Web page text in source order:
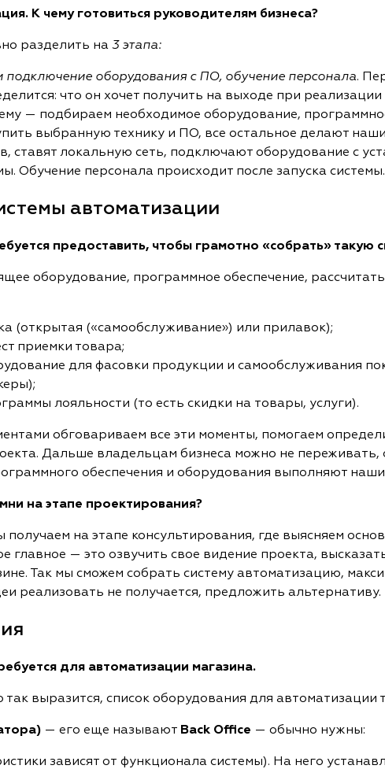
К чему готовиться руководителям бизнеса?
разделить на 3 этапа:
подключение оборудования с ПО, обучение персонала.
что он хочет получить на выходе при
— подбираем необходимое оборудование,
выбранную технику и ПО, все остальное делают
ставят локальную сеть, подключают оборудование с
Обучение персонала происходит после запуска системы.
автоматизации
предоставить, чтобы грамотно «собрать» такую
оборудование, программное обеспечение,
(открытая («самообслуживание») или прилавок);
приемки товара;
для фасовки продукции и самообслуживания
лояльности (то есть скидки на товары, услуги).
обговариваем все эти моменты, помогаем
Дальше владельцам бизнеса можно не
обеспечения и оборудования выполняют
на этапе проектирования?
на этапе консультирования, где выясняем
главное — это озвучить свое видение проекта,
Так мы сможем собрать систему автоматизацию,
реализовать не получается, предложить альтернативу.
для автоматизации магазина.
выразится, список оборудования для автоматизации
— его еще называют Back Office — обычно нужны:
зависят от функционала системы). На него